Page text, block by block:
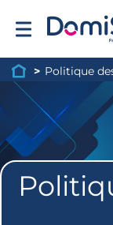
Page d'accueil
> Politique